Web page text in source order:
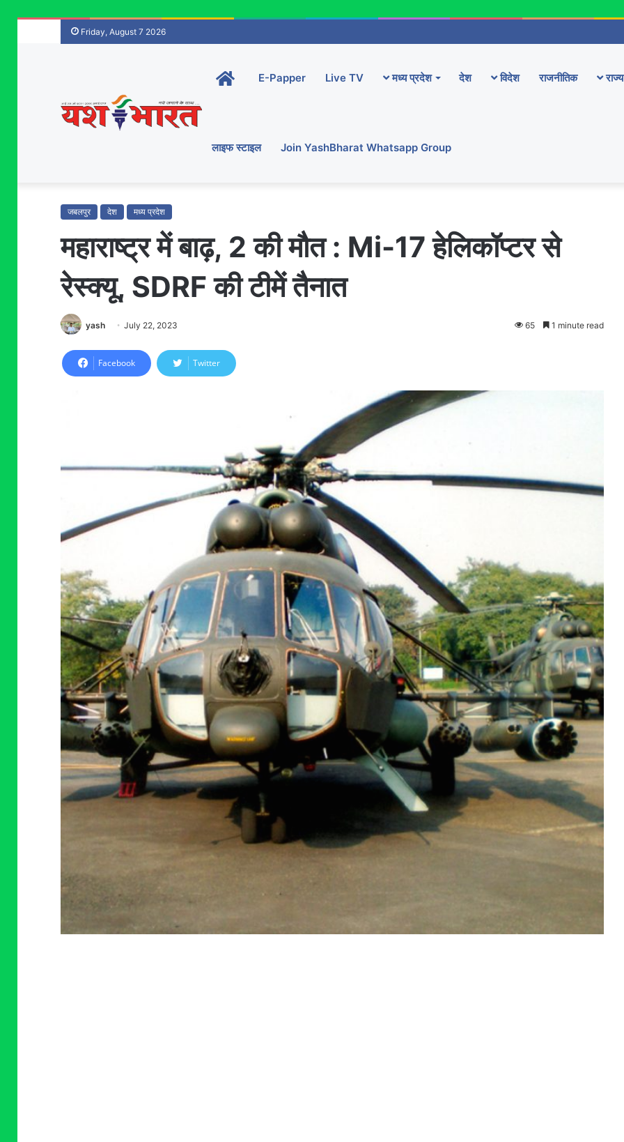
Friday, August 7 2026
Home-
main
E-Papper Live TV मध्य प्रदेश देश विदेश राजनीतिक राज्य
लाइफ स्टाइल Join YashBharat Whatsapp Group
जबलपुर देश मध्य प्रदेश
महाराष्ट्र में बाढ़, 2 की मौत : Mi-17 हेलिकॉप्टर से
रेस्क्यू, SDRF की टीमें तैनात
yash July 22, 2023 65 1 minute read
Facebook Twitter